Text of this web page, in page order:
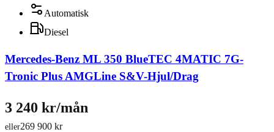
Automatisk
Diesel
Mercedes-Benz ML 350 BlueTEC 4MATIC 7G-
Tronic Plus AMGLine S&V-Hjul/Drag
269 900 kr
eller
3 240 kr/mån